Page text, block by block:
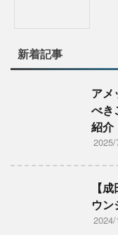
新着記事
アメ
べき
紹介
【
ウン